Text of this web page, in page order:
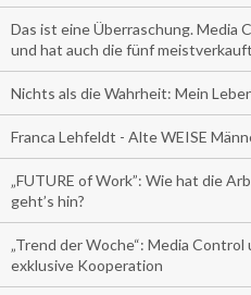
Das ist eine Überraschung. Media
und hat auch die fünf
Nichts als die Wahrheit: Mein
Franca Lehfeldt - Alte WEISE
„FUTURE of Work”: Wie hat die
geht’s hin?
„Trend der Woche“: Media
exklusive Kooperation